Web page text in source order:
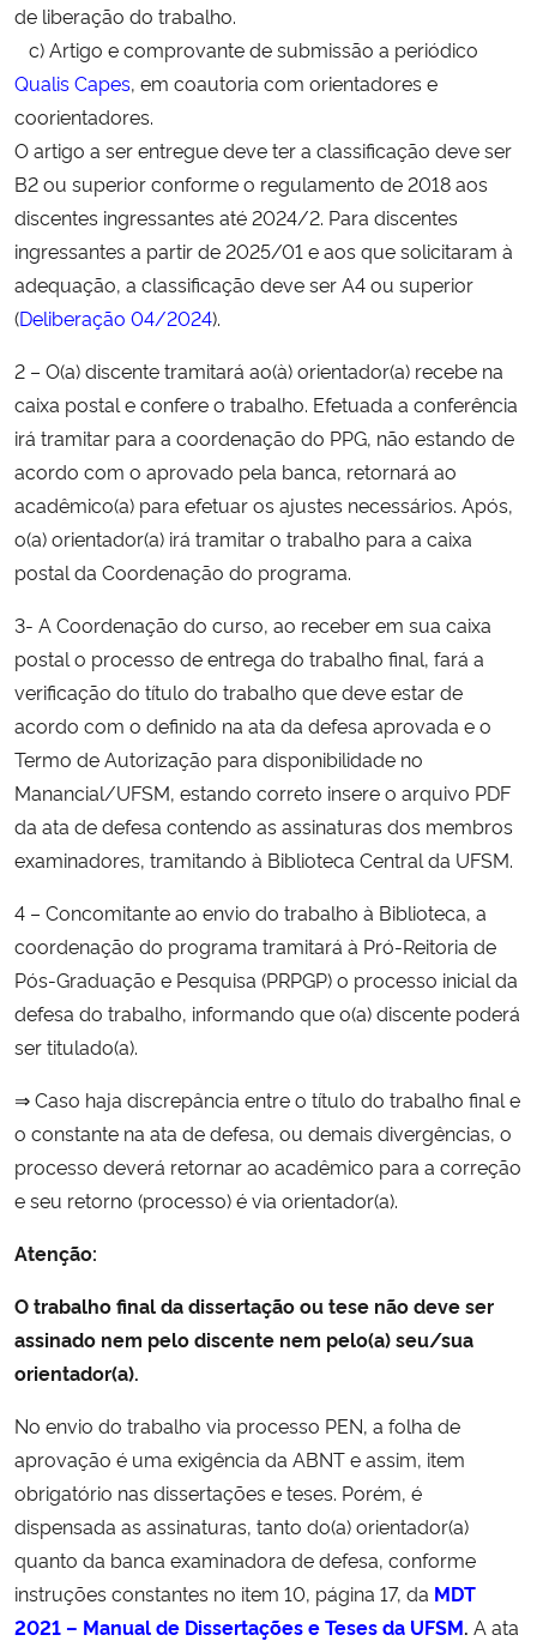
Ministério da Mulher, da Família e dos Direitos Humanos
Secretaria-Geral
Secretaria de Governo
Gabinete de Segurança Institucional
Advocacia-Geral da União
Planalto
de liberação do trabalho.
c) Artigo e comprovante de submissão a periódico
Qualis Capes, em coautoria com orientadores e
coorientadores.
O artigo a ser entregue deve ter a classificação deve ser
B2 ou superior conforme o regulamento de 2018 aos
discentes ingressantes até 2024/2. Para discentes
ingressantes a partir de 2025/01 e aos que solicitaram à
adequação, a classificação deve ser A4 ou superior
(Deliberação 04/2024).
2 – O(a) discente tramitará ao(à) orientador(a) recebe na
caixa postal e confere o trabalho. Efetuada a conferência
irá tramitar para a coordenação do PPG, não estando de
acordo com o aprovado pela banca, retornará ao
acadêmico(a) para efetuar os ajustes necessários. Após,
o(a) orientador(a) irá tramitar o trabalho para a caixa
postal da Coordenação do programa.
3- A Coordenação do curso, ao receber em sua caixa
postal o processo de entrega do trabalho final, fará a
verificação do título do trabalho que deve estar de
acordo com o definido na ata da defesa aprovada e o
Termo de Autorização para disponibilidade no
Manancial/UFSM, estando correto insere o arquivo PDF
da ata de defesa contendo as assinaturas dos membros
examinadores, tramitando à Biblioteca Central da UFSM.
4 – Concomitante ao envio do trabalho à Biblioteca, a
coordenação do programa tramitará à Pró-Reitoria de
Pós-Graduação e Pesquisa (PRPGP) o processo inicial da
defesa do trabalho, informando que o(a) discente poderá
ser titulado(a).
⇒ Caso haja discrepância entre o título do trabalho final e
o constante na ata de defesa, ou demais divergências, o
processo deverá retornar ao acadêmico para a correção
e seu retorno (processo) é via orientador(a).
Atenção:
O trabalho final da dissertação ou tese não deve ser
assinado nem pelo discente nem pelo(a) seu/sua
orientador(a).
No envio do trabalho via processo PEN, a folha de
aprovação é uma exigência da ABNT e assim, item
obrigatório nas dissertações e teses. Porém, é
dispensada as assinaturas, tanto do(a) orientador(a)
quanto da banca examinadora de defesa, conforme
instruções constantes no item 10, página 17, da MDT
2021 – Manual de Dissertações e Teses da UFSM. A ata